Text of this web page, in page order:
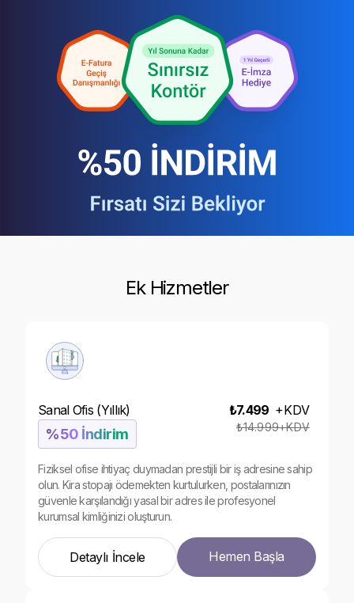
Ek Hizmetler
Sanal Ofis (Yıllık)
%50 İndirim
₺7.499 +KDV
₺14.999+KDV
Fiziksel ofise ihtiyaç duymadan prestijli bir iş adresine sahip
olun. Kira stopajı ödemekten kurtulurken, postalarınızın
güvenle karşılandığı yasal bir adres ile profesyonel
kurumsal kimliğinizi oluşturun.
Detaylı İncele Hemen Başla